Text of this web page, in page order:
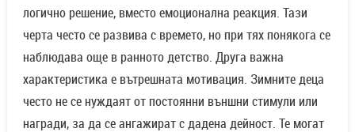
логично решение, вместо емоционална реакция. Тази
черта често се развива с времето, но при тях понякога се
наблюдава още в ранното детство. Друга важна
характеристика е вътрешната мотивация. Зимните деца
често не се нуждаят от постоянни външни стимули или
награди, за да се ангажират с дадена дейност. Те могат